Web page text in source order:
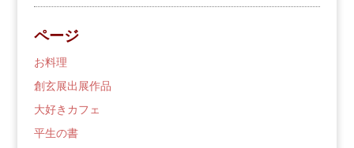
の
ロ
グ
ページ
お料理
創玄展出展作品
大好きカフェ
平生の書